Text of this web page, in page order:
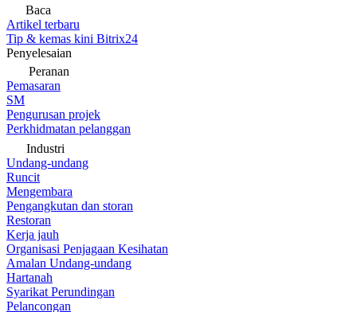
Baca
Artikel terbaru
Tip & kemas kini Bitrix24
Penyelesaian
Peranan
Pemasaran
SM
Pengurusan projek
Perkhidmatan pelanggan
Industri
Undang-undang
Runcit
Mengembara
Pengangkutan dan storan
Restoran
Kerja jauh
Organisasi Penjagaan Kesihatan
Amalan Undang-undang
Hartanah
Syarikat Perundingan
Pelancongan